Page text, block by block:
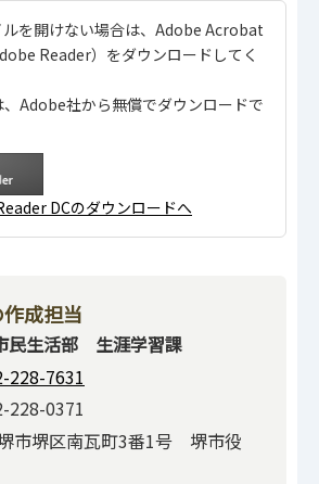
ルを開けない場合は、Adobe Acrobat
Reader）をダウンロードしてく
、Adobe社から無償でダウンロードで
DCのダウンロードへ
成担当
生活部 生涯学習課
228-7631
228-0371
市堺区南瓦町3番1号 堺市役